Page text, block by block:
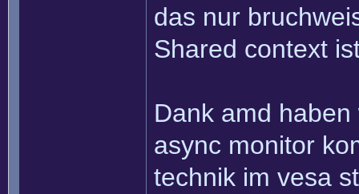
das nur
Shared context
Dank amd
async monitor
technik im vesa